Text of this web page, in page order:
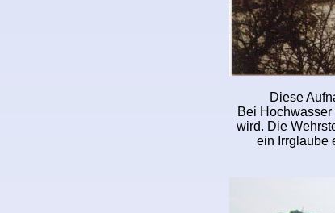
Diese
Bei
wird. Die
ein Irrglaube